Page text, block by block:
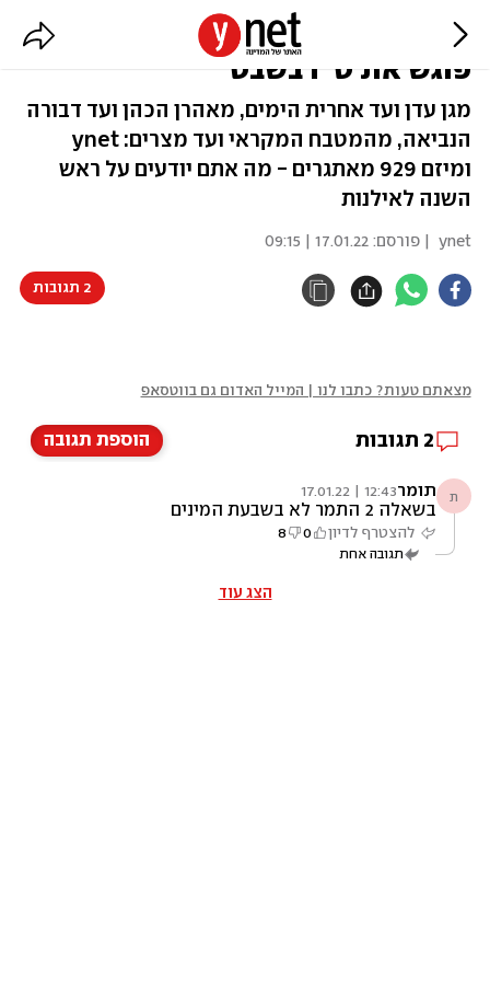
הזורעים בדמעה: כשחידון התנ"ך
פוגש את ט"ו בשבט
מגן עדן ועד אחרית הימים, מאהרן הכהן ועד דבורה
הנביאה, מהמטבח המקראי ועד מצרים: ynet
ומיזם 929 מאתגרים - מה אתם יודעים על ראש
השנה לאילנות
ynet | פורסם: 17.01.22 | 09:15
2 תגובות
מצאתם טעות? כתבו לנו | המייל האדום גם בווטסאפ
הוספת תגובה 2 תגובות
ת תומר12:43 | 17.01.22
בשאלה 2 התמר לא בשבעת המינים
להצטרף לדיון 0
8
תגובה אחת
הצג עוד